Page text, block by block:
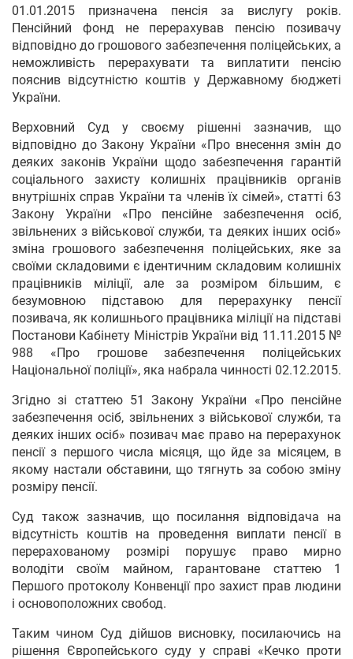
01.01.2015 призначена пенсія за вислугу років.
Пенсійний фонд не перерахував пенсію позивачу
відповідно до грошового забезпечення поліцейських, а
неможливість перерахувати та виплатити пенсію
пояснив відсутністю коштів у Державному бюджеті
України.
Верховний Суд у своєму рішенні зазначив, що
відповідно до Закону України «Про внесення змін до
деяких законів України щодо забезпечення гарантій
соціального захисту колишніх працівників органів
внутрішніх справ України та членів їх сімей», статті 63
Закону України «Про пенсійне забезпечення осіб,
звільнених з військової служби, та деяких інших осіб»
зміна грошового забезпечення поліцейських, яке за
своїми складовими є ідентичним складовим колишніх
працівників міліції, але за розміром більшим, є
безумовною підставою для перерахунку пенсії
позивача, як колишнього працівника міліції на підставі
Постанови Кабінету Міністрів України від 11.11.2015 №
988 «Про грошове забезпечення поліцейських
Національної поліції», яка набрала чинності 02.12.2015.
Згідно зі статтею 51 Закону України «Про пенсійне
забезпечення осіб, звільнених з військової служби, та
деяких інших осіб» позивач має право на перерахунок
пенсії з першого числа місяця, що йде за місяцем, в
якому настали обставини, що тягнуть за собою зміну
розміру пенсії.
Суд також зазначив, що посилання відповідача на
відсутність коштів на проведення виплати пенсії в
перерахованому розмірі порушує право мирно
володіти своїм майном, гарантоване статтею 1
Першого протоколу Конвенції про захист прав людини
і основоположних свобод.
Таким чином Суд дійшов висновку, посилаючись на
рішення Європейського суду у справі «Кечко проти